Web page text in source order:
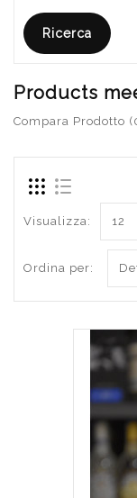
Products
Compara Prodotto
Visualizza:
Ordina per: